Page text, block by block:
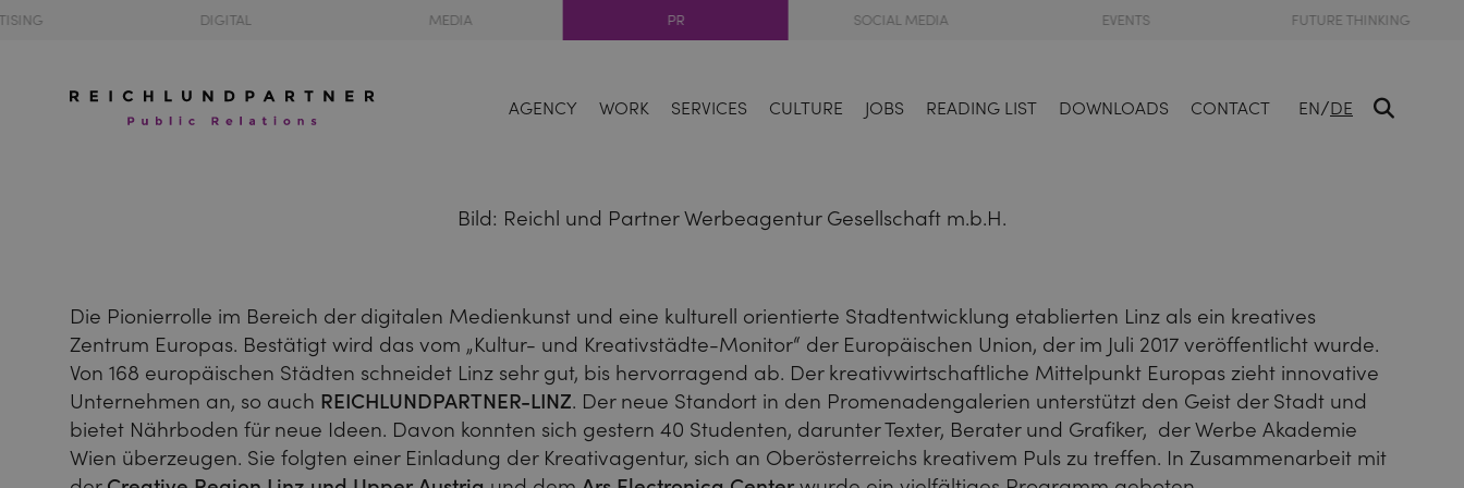
DIGITAL MEDIA PR SOCIAL MEDIA EVENTS FUTURE THINKING
AGENCY WORK SERVICES CULTURE JOBS READING LIST DOWNLOADS CONTACT EN/DE
Bild: Reichl und Partner Werbeagentur Gesellschaft m.b.H.
Die Pionierrolle im Bereich der digitalen Medienkunst und eine kulturell orientierte Stadtentwicklung etablierten Linz als ein kreatives
Zentrum Europas. Bestätigt wird das vom „Kultur- und Kreativstädte-Monitor“ der Europäischen Union, der im Juli 2017 veröffentlicht wurde.
Von 168 europäischen Städten schneidet Linz sehr gut, bis hervorragend ab. Der kreativwirtschaftliche Mittelpunkt Europas zieht innovative
Unternehmen an, so auch REICHLUNDPARTNER-LINZ. Der neue Standort in den Promenadengalerien unterstützt den Geist der Stadt und
bietet Nährboden für neue Ideen. Davon konnten sich gestern 40 Studenten, darunter Texter, Berater und Grafiker, der Werbe Akademie
Wien überzeugen. Sie folgten einer Einladung der Kreativagentur, sich an Oberösterreichs kreativem Puls zu treffen. In Zusammenarbeit mit